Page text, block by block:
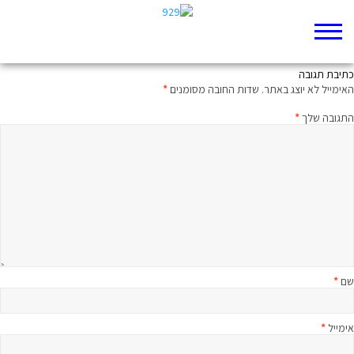
כתיבת תגובה
האימייל לא יוצג באתר. שדות החובה מסומנים*
התגובה שלך*
שם*
אימייל *